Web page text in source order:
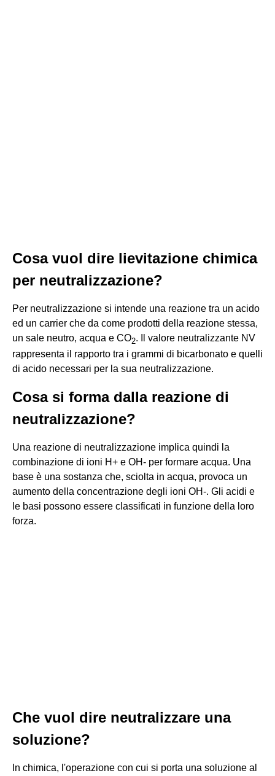
Cosa vuol dire lievitazione chimica
per neutralizzazione?
Per neutralizzazione si intende una reazione tra un acido
ed un carrier che da come prodotti della reazione stessa,
un sale neutro, acqua e CO2. Il valore neutralizzante NV
rappresenta il rapporto tra i grammi di bicarbonato e quelli
di acido necessari per la sua neutralizzazione.
Cosa si forma dalla reazione di
neutralizzazione?
Una reazione di neutralizzazione implica quindi la
combinazione di ioni H+ e OH- per formare acqua. Una
base è una sostanza che, sciolta in acqua, provoca un
aumento della concentrazione degli ioni OH-. Gli acidi e
le basi possono essere classificati in funzione della loro
forza.
Che vuol dire neutralizzare una
soluzione?
In chimica, l'operazione con cui si porta una soluzione al